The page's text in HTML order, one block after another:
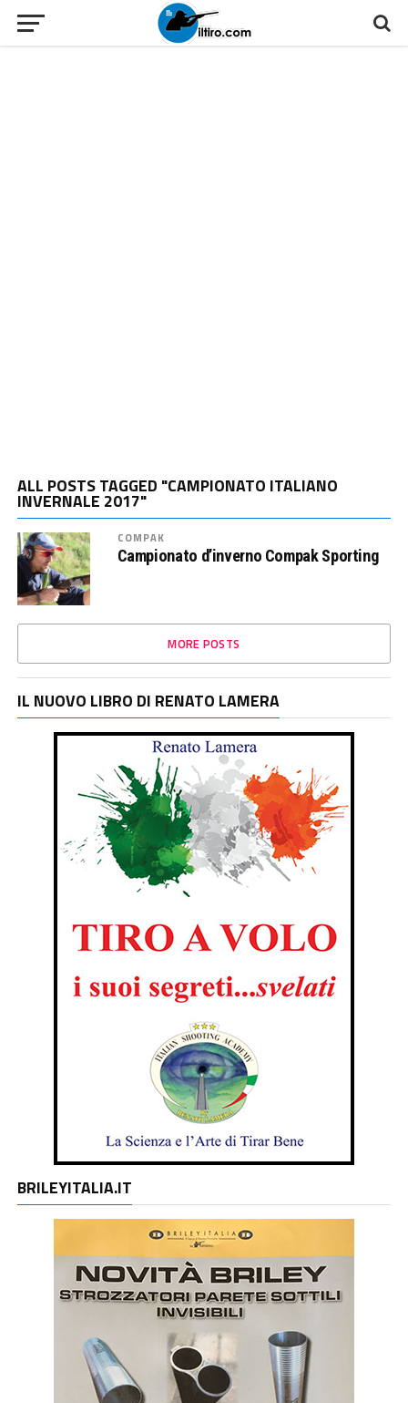
ALL POSTS TAGGED "CAMPIONATO ITALIANO
INVERNALE 2017"
COMPAK
Campionato d’inverno Compak Sporting
MORE POSTS
IL NUOVO LIBRO DI RENATO LAMERA
BRILEYITALIA.IT